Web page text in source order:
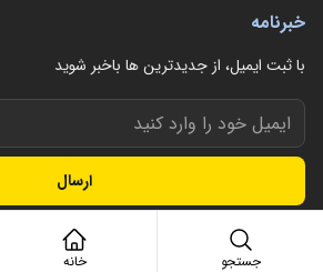
خبرنامه
با ثبت ایمیل، از جدید‌ترین ها با‌خبر شوید
ارسال
جستجو خانه